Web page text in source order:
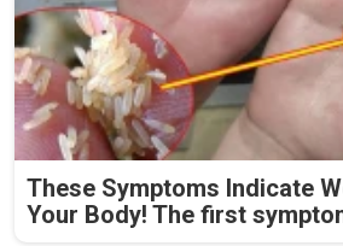
These Symptoms Indicate
Your Body! The first